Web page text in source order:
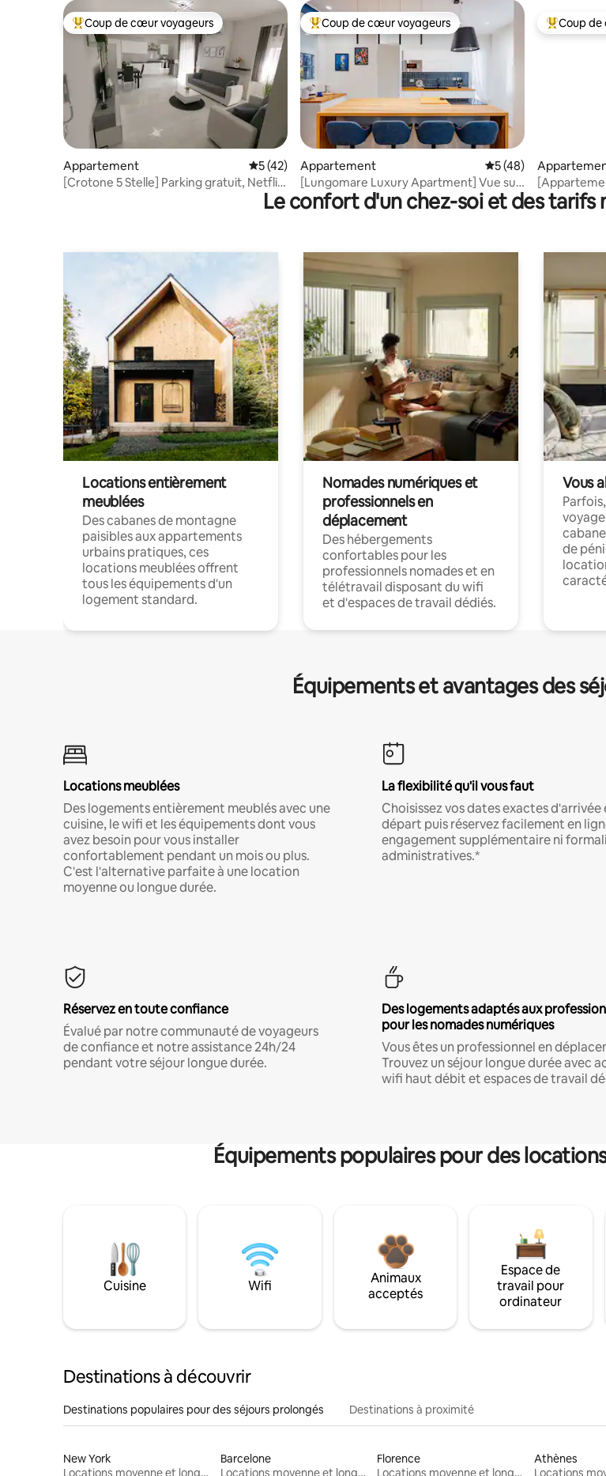
Coups de cœur voyageurs les plus appréciés
Coup de cœur voyageurs
Appartement Évaluation moyenne sur la base de 42 commentaires : 5 sur 5
5 (42)
[Crotone 5 Stelle] Parking gratuit, Netflix,
Coups de cœur voyageurs les plus appréciés
Coup de cœur voyageurs
Appartement Évaluation moyenne
5 (48)
[Lungomare Luxury Apartment] Vue sur
la mer
Coups de
Coup
Le confort d'un chez-soi et des tarifs
Locations entièrement
meublées
Des cabanes de montagne
paisibles aux appartements
urbains pratiques, ces
locations meublées offrent
tous les équipements d'un
logement standard.
Nomades numériques et
professionnels en
déplacement
Des hébergements
confortables pour les
professionnels nomades et en
télétravail disposant du wifi
et d'espaces de travail dédiés.
Vous
de
Équipements et avantages des
Locations meublées
Des logements entièrement meublés avec une
cuisine, le wifi et les équipements dont vous
avez besoin pour vous installer
confortablement pendant un mois ou plus.
C'est l'alternative parfaite à une location
moyenne ou longue durée.
La flexibilité qu'il vous faut
Choisissez vos dates exactes d'arrivée
départ puis réservez facilement en
engagement supplémentaire ni
administratives.*
Réservez en toute confiance
Évalué par notre communauté de voyageurs
de confiance et notre assistance 24h/24
pendant votre séjour longue durée.
Des logements adaptés aux
pour les nomades numériques
Vous êtes un professionnel en
Trouvez un séjour longue durée avec
wifi haut débit et espaces de travail
Équipements populaires pour des
Cuisine Wifi
Animaux
acceptés
Espace de
travail pour
ordinateur
Destinations à découvrir
Destinations populaires pour des séjours prolongés Destinations à proximité
New York
Locations moyenne et longue durée
Barcelone
Locations moyenne et longue durée
Florence
Locations moyenne et longue durée
Athènes